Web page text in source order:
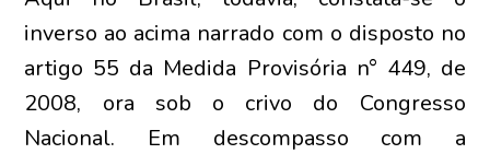
inverso ao acima narrado com o disposto no
artigo 55 da Medida Provisória n° 449, de
2008, ora sob o crivo do Congresso
Nacional. Em descompasso com a